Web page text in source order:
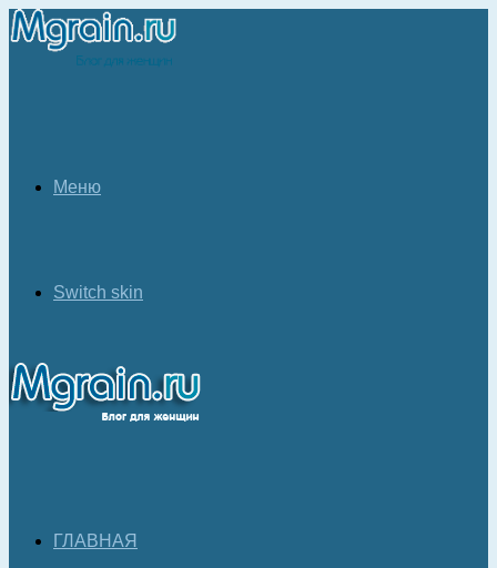
Меню
Switch skin
ГЛАВНАЯ